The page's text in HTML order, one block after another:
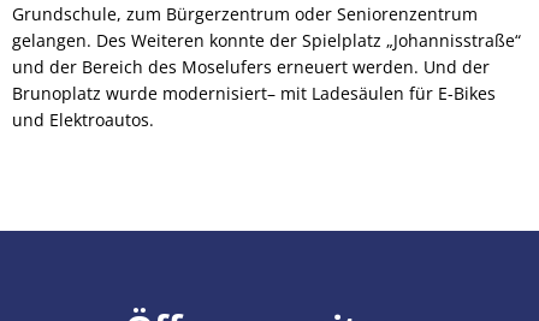
Grundschule, zum Bürgerzentrum oder Seniorenzentrum
gelangen. Des Weiteren konnte der Spielplatz „Johannisstraße“
und der Bereich des Moselufers erneuert werden. Und der
Brunoplatz wurde modernisiert– mit Ladesäulen für E-Bikes
und Elektroautos.